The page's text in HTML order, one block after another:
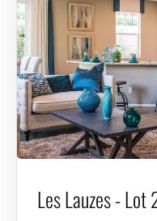
Les Lauzes - Lot